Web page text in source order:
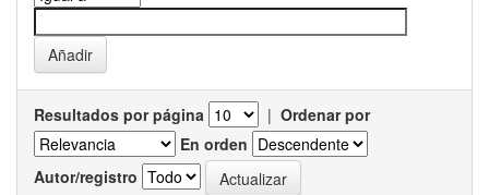
Resultados por página | Ordenar por
En orden
Autor/registro